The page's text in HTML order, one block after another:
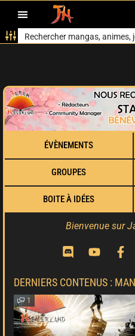
ÉVÈNEMENTS
GROUPES
BOITE À IDÉES
Bienvenue sur
DERNIERS CONTENUS :
1